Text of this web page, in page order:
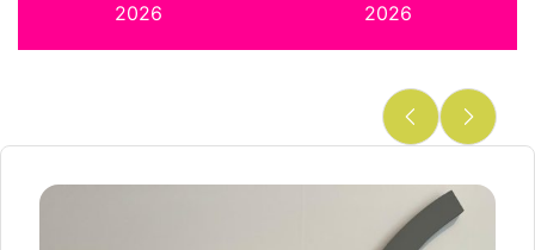
2026
2026